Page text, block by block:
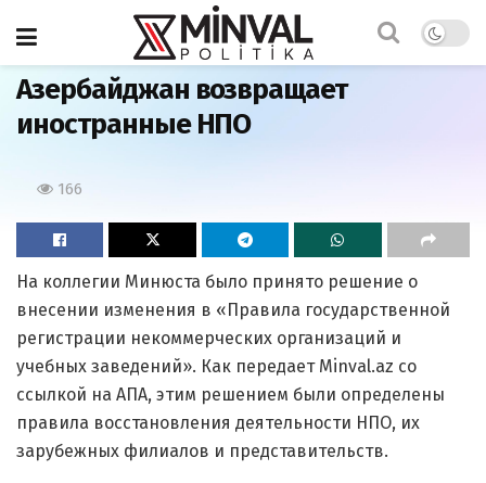
Главная
Азербайджан возвращает
иностранные НПО
166
На коллегии Минюста было принято решение о
внесении изменения в «Правила государственной
регистрации некоммерческих организаций и
учебных заведений». Как передает Minval.az со
ссылкой на АПА, этим решением были определены
правила восстановления деятельности НПО, их
зарубежных филиалов и представительств.